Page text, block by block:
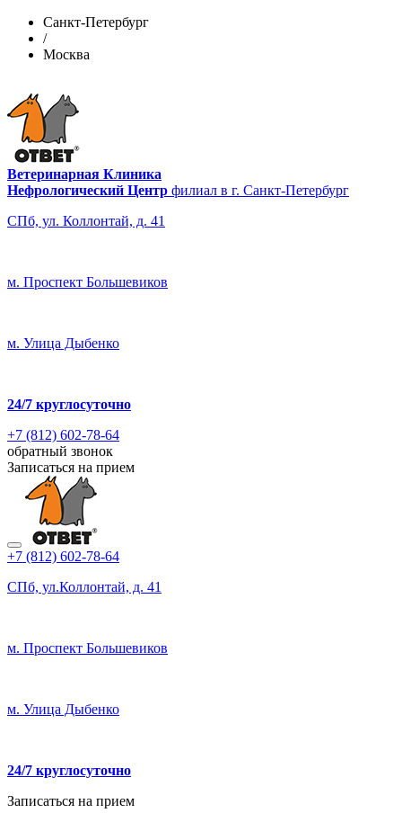
Санкт-Петербург
/
Москва
Ветеринарная Клиника
Нефрологический Центр филиал в г. Санкт-Петербург
СПб, ул. Коллонтай, д. 41
м. Проспект Большевиков
м. Улица Дыбенко
24/7 круглосуточно
+7 (812) 602-78-64
обратный звонок
Записаться на прием
+7 (812) 602-78-64
СПб, ул.Коллонтай, д. 41
м. Проспект Большевиков
м. Улица Дыбенко
24/7 круглосуточно
Записаться на прием